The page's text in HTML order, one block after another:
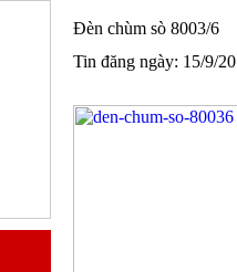
Đèn chùm sò 8003/6
Tin đăng ngày: 15/9/